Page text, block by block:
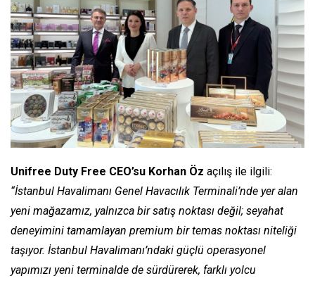
Unifree Duty Free CEO’su Korhan Öz açılış ile ilgili:
“İstanbul Havalimanı Genel Havacılık Terminali’nde yer alan
yeni mağazamız, yalnızca bir satış noktası değil; seyahat
deneyimini tamamlayan premium bir temas noktası niteliği
taşıyor. İstanbul Havalimanı’ndaki güçlü operasyonel
yapımızı yeni terminalde de sürdürerek, farklı yolcu